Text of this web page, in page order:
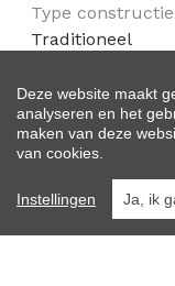
Type
Traditioneel
Bouwjaar:
1995
3
Deze website maakt
analyseren en het
maken van deze
van cookies.
Instellingen Ja, ik